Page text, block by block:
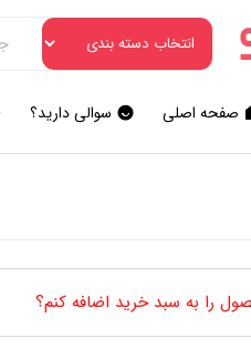
صفحه اصلی سوالی دارید؟
را به سبد خرید اضافه کنم؟